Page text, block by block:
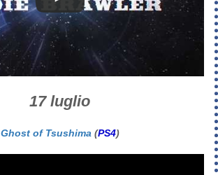
17 luglio
Ghost of Tsushima (PS4)